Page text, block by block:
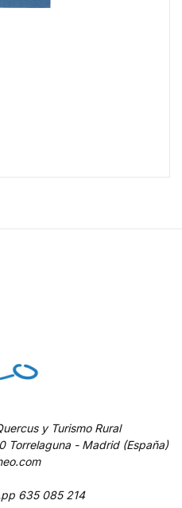
y Turismo Rural
Torrelaguna - Madrid (España)
635 085 214